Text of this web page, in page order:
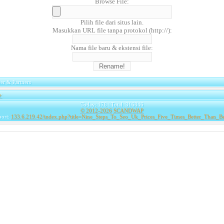
Pilih file dari situs lain.
Masukkan URL file tanpa protokol (http://):
Nama file baru & ekstensi file:
& Partners
|
Today: 178 | Total: 316846
© 2012-2026 SCANDWAP
133.6.219.42/